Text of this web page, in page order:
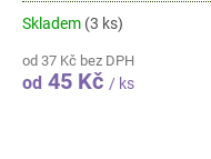
Skladem (3 ks)
od 37 Kč bez DPH
od 45 Kč / ks